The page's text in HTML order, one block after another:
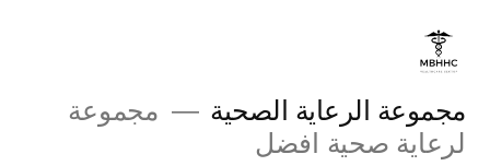
مجموعة الرعاية الصحية
مجموعة
لرعاية صحية افضل